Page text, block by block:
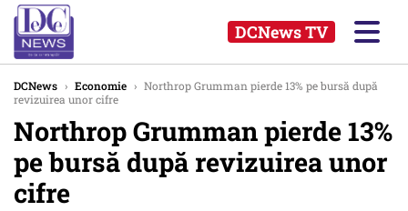
DCNews TV
DCNews › Economie › Northrop Grumman pierde 13% pe bursă după
revizuirea unor cifre
Northrop Grumman pierde 13%
pe bursă după revizuirea unor
cifre